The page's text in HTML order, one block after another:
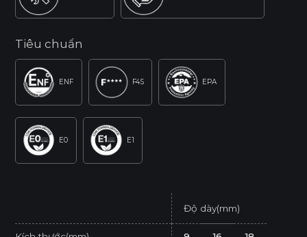
Tiêu chuẩn
ENF F4S EPA
E0 E1
Độ dày(mm)